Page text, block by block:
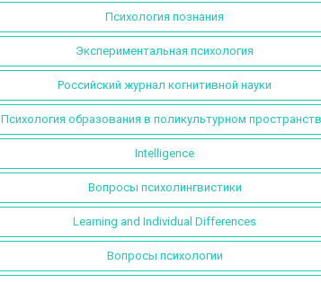
Психология познания
Экспериментальная психология
Российский журнал когнитивной науки
Психология образования в поликультурном
Intelligence
Вопросы психолингвистики
Learning and Individual Differences
Вопросы психологии